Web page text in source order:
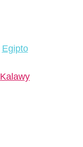
Egipto
Kalawy